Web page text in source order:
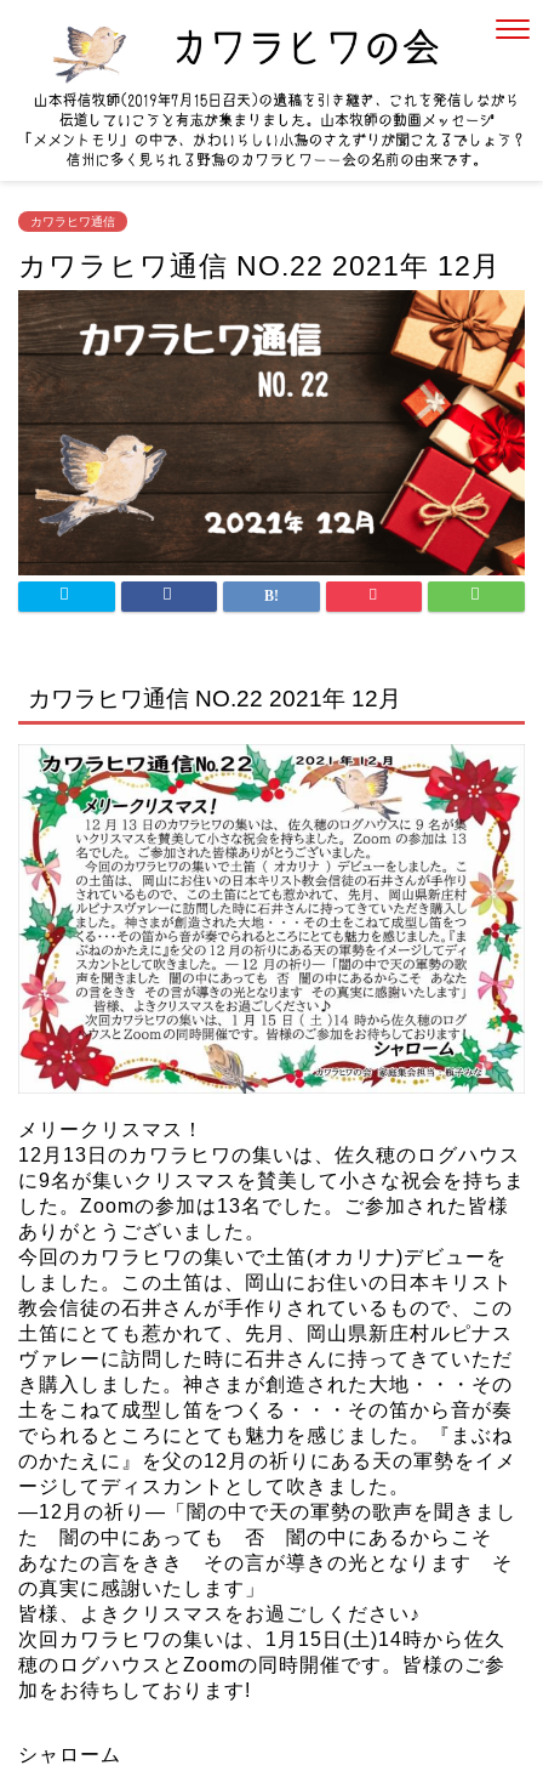
カワラヒワ通信
カワラヒワ通信 NO.22 2021年 12月
カワラヒワ通信 NO.22 2021年 12月
メリークリスマス！
12月13日のカワラヒワの集いは、佐久穂のログハウス
に9名が集いクリスマスを賛美して小さな祝会を持ちま
した。Zoomの参加は13名でした。ご参加された皆様
ありがとうございました。
今回のカワラヒワの集いで土笛(オカリナ)デビューを
しました。この土笛は、岡山にお住いの日本キリスト
教会信徒の石井さんが手作りされているもので、この
土笛にとても惹かれて、先月、岡山県新庄村ルピナス
ヴァレーに訪問した時に石井さんに持ってきていただ
き購入しました。神さまが創造された大地・・・その
土をこねて成型し笛をつくる・・・その笛から音が奏
でられるところにとても魅力を感じました。『まぶね
のかたえに』を父の12月の祈りにある天の軍勢をイメ
ージしてディスカントとして吹きました。
―12月の祈り―「闇の中で天の軍勢の歌声を聞きまし
た 闇の中にあっても 否 闇の中にあるからこそ
あなたの言をきき その言が導きの光となります そ
の真実に感謝いたします」
皆様、よきクリスマスをお過ごしください♪
次回カワラヒワの集いは、1月15日(土)14時から佐久
穂のログハウスとZoomの同時開催です。皆様のご参
加をお待ちしております!
シャローム